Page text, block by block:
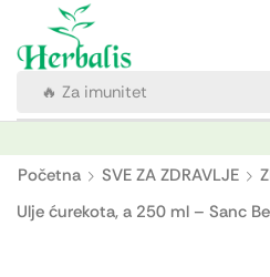
🔥 Za imunitet
Početna SVE ZA ZDRAVLJE
Ulje ćurekota, a 250 ml – Sanc